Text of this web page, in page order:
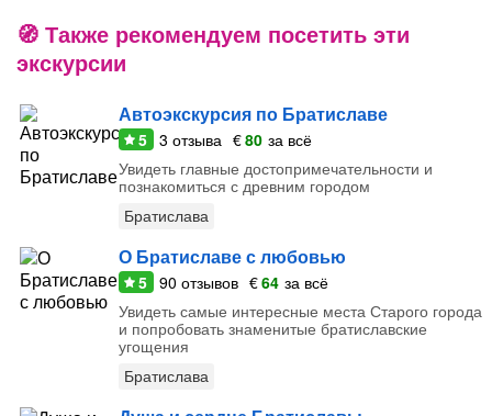
Также рекомендуем посетить эти
экскурсии
Автоэкскурсия по Братиславе
5 3 отзыва €80 за всё
Увидеть главные достопримечательности и
познакомиться с древним городом
Братислава
О Братиславе с любовью
5 90 отзывов €64 за всё
Увидеть самые интересные места Старого города
и попробовать знаменитые братиславские
угощения
Братислава